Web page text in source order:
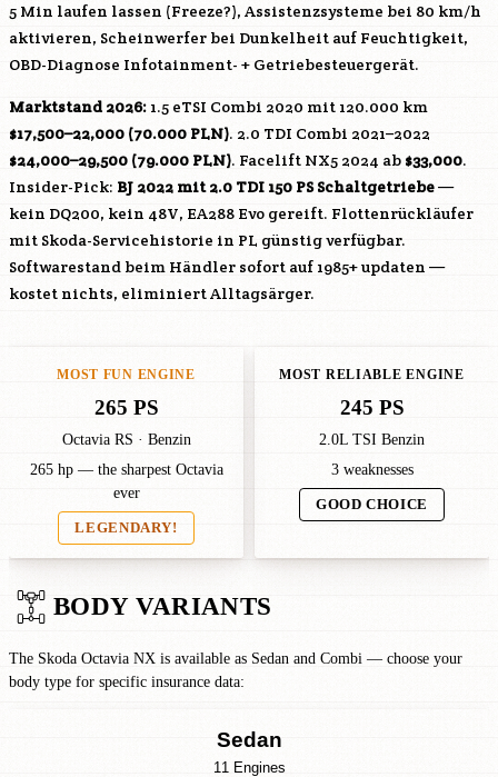
5 Min laufen lassen (Freeze?), Assistenzsysteme bei 80 km/h
aktivieren, Scheinwerfer bei Dunkelheit auf Feuchtigkeit,
OBD-Diagnose Infotainment- + Getriebesteuergerät.
Marktstand 2026: 1.5 eTSI Combi 2020 mit 120.000 km
$17,500–22,000 (70.000 PLN). 2.0 TDI Combi 2021–2022
$24,000–29,500 (79.000 PLN). Facelift NX5 2024 ab $33,000.
Insider-Pick: BJ 2022 mit 2.0 TDI 150 PS Schaltgetriebe—
kein DQ200, kein 48V, EA288 Evo gereift. Flottenrückläufer
mit Skoda-Servicehistorie in PL günstig verfügbar.
Softwarestand beim Händler sofort auf 1985+ updaten —
kostet nichts, eliminiert Alltagsärger.
MOST FUN ENGINE
265 PS
Octavia RS · Benzin
265 hp — the sharpest Octavia
ever
LEGENDARY!
MOST RELIABLE ENGINE
245 PS
2.0L TSI Benzin
3 weaknesses
GOOD CHOICE
BODY VARIANTS
The Skoda Octavia NX is available as Sedan and Combi — choose your
body type for specific insurance data:
Sedan
11 Engines